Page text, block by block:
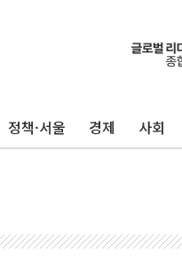
정책·서울 경제 사회